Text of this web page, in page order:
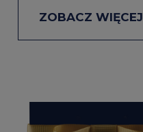
ZOBACZ WIĘCEJ